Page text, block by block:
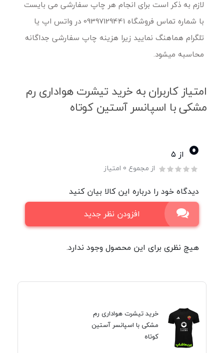
لازم به ذکر است برای انجام هر چاپ سفارشی می بایست
با شماره تماس فروشگاه 09397129441 در واتس اپ یا
تلگرام هماهنگ نمایید زیرا هزینه چاپ سفارشی جداگانه
محاسبه میشود.
امتیاز کاربران به خرید تیشرت هواداری رم
مشکی با اسپانسر آستین کوتاه
0 از ۵
از مجموع 0 امتیاز
دیدگاه خود را درباره این کالا بیان کنید
افزودن نظر جدید
هیچ نظری برای این محصول وجود ندارد.
خرید تیشرت هواداری رم
مشکی با اسپانسر آستین
کوتاه